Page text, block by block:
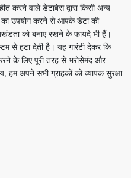
करने वाले डेटाबेस द्वारा किसी अन्य
का उपयोग करने से आपके डेटा की
को बनाए रखने के फायदे भी हैं।
से हटा देती है। यह गारंटी देकर कि
करने के लिए पूरी तरह से भरोसेमंद और
हम अपने सभी ग्राहकों को व्यापक सुरक्षा